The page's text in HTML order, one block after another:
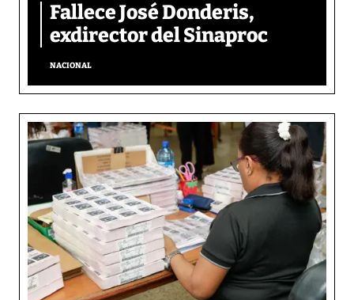
Fallece José Donderis,
exdirector del Sinaproc
NACIONAL